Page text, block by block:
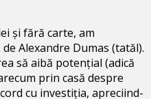
și fără carte, am
de Alexandre Dumas (tatăl).
să aibă potențial (adică
prin casă despre
cu investiția, apreciind-